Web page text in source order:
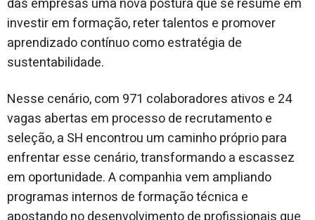
investir em formação, reter talentos e promover
aprendizado contínuo como estratégia de
sustentabilidade.
Nesse cenário, com 971 colaboradores ativos e 24
vagas abertas em processo de recrutamento e
seleção, a SH encontrou um caminho próprio para
enfrentar esse cenário, transformando a escassez
em oportunidade. A companhia vem ampliando
programas internos de formação técnica e